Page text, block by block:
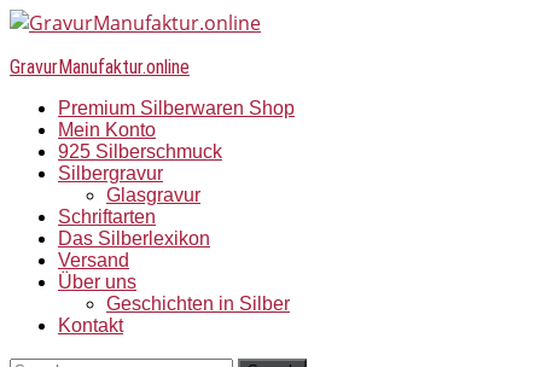
GravurManufaktur.online
Premium Silberwaren Shop
Mein Konto
925 Silberschmuck
Silbergravur
Glasgravur
Schriftarten
Das Silberlexikon
Versand
Über uns
Geschichten in Silber
Kontakt